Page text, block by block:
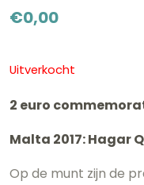
€0,00
Uitverkocht
2 euro
Malta 2017: Hagar
Op de munt zijn de